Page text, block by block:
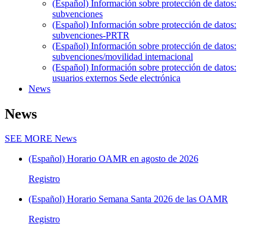
(Español) Información sobre protección de datos:
subvenciones
(Español) Información sobre protección de datos:
subvenciones-PRTR
(Español) Información sobre protección de datos:
subvenciones/movilidad internacional
(Español) Información sobre protección de datos:
usuarios externos Sede electrónica
News
News
SEE MORE News
(Español) Horario OAMR en agosto de 2026
Registro
(Español) Horario Semana Santa 2026 de las OAMR
Registro